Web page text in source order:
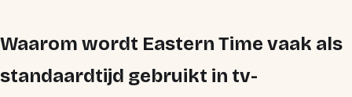
Waarom wordt Eastern Time vaak als
standaardtijd gebruikt in tv-